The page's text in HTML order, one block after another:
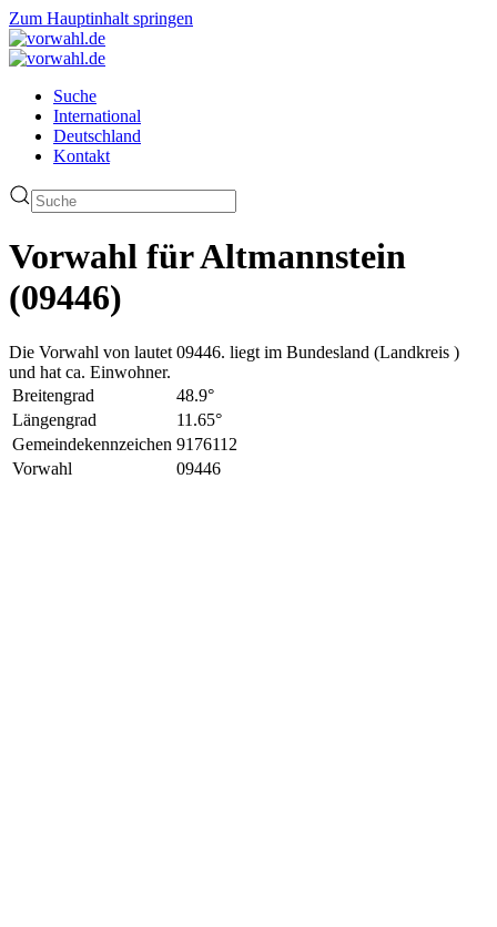
Zum Hauptinhalt springen
Suche
International
Deutschland
Kontakt
Vorwahl für Altmannstein
(09446)
Die Vorwahl von lautet 09446. liegt im Bundesland (Landkreis )
und hat ca. Einwohner.
Breitengrad
48.9°
Längengrad
11.65°
Gemeindekennzeichen 9176112
Vorwahl
09446